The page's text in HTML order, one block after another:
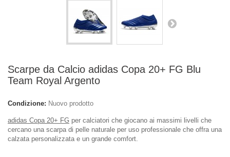
Scarpe da Calcio adidas Copa 20+ FG Blu
Team Royal Argento
Condizione: Nuovo prodotto
adidas Copa 20+ FG per calciatori che giocano ai massimi livelli che
cercano una scarpa di pelle naturale per uso professionale che offra una
calzata personalizzata e un grande comfort.